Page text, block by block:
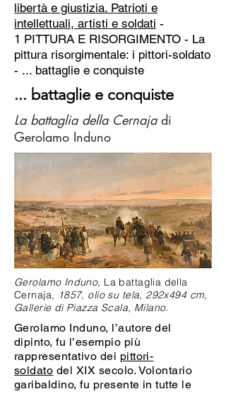
libertà e giustizia. Patrioti e
intellettuali, artisti e soldati -
1 PITTURA E RISORGIMENTO - La
pittura risorgimentale: i pittori-soldato
- ... battaglie e conquiste
... battaglie e conquiste
La battaglia della Cernajadi
Gerolamo Induno
Gerolamo Induno, La battaglia della
Cernaja, 1857, olio su tela, 292x494 cm,
Gallerie di Piazza Scala, Milano.
Gerolamo Induno, l’autore del
dipinto, fu l’esempio più
rappresentativo dei pittori-
soldato del XIX secolo. Volontario
garibaldino, fu presente in tutte le